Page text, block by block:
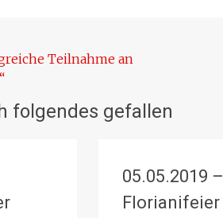
Teilnahme an
folgendes gefallen
05.05.2019 –
Florianifeier